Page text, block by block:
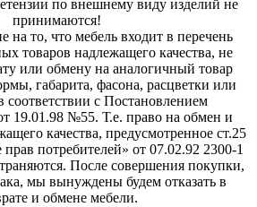
по внешнему виду изделий не
принимаются!
то, что мебель входит в перечень
товаров надлежащего качества, не
или обмену на аналогичный товар
габарита, фасона, расцветки или
соответствии с Постановлением
19.01.98 №55. Т.е. право на обмен и
качества, предусмотренное ст.25
потребителей» от 07.02.92 2300-1
После совершения покупки,
мы вынуждены будем отказать в
и обмене мебели.